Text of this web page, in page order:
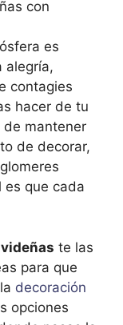
es
alegría,
contagies
hacer de tu
de mantener
de decorar,
es que cada
te las
para que
decoración
opciones